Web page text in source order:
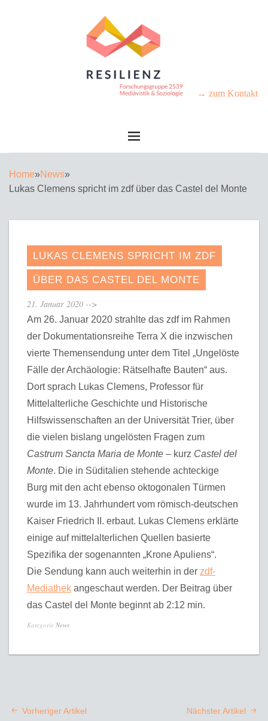
→ zum Kontakt
Home»News»
Lukas Clemens spricht im zdf über das Castel del Monte
LUKAS CLEMENS SPRICHT IM ZDF
ÜBER DAS CASTEL DEL MONTE
21. Januar 2020 -->
Am 26. Januar 2020 strahlte das zdf im Rahmen
der Dokumentationsreihe Terra X die inzwischen
vierte Themensendung unter dem Titel „Ungelöste
Fälle der Archäologie: Rätselhafte Bauten“ aus.
Dort sprach Lukas Clemens, Professor für
Mittelalterliche Geschichte und Historische
Hilfswissenschaften an der Universität Trier, über
die vielen bislang ungelösten Fragen zum
Castrum Sancta Maria de Monte – kurz Castel del
Monte. Die in Süditalien stehende achteckige
Burg mit den acht ebenso oktogonalen Türmen
wurde im 13. Jahrhundert vom römisch-deutschen
Kaiser Friedrich II. erbaut. Lukas Clemens erklärte
einige auf mittelalterlichen Quellen basierte
Spezifika der sogenannten „Krone Apuliens“.
Die Sendung kann auch weiterhin in der zdf-
Mediathek angeschaut werden. Der Beitrag über
das Castel del Monte beginnt ab 2:12 min.
Kategorie News
Vorheriger Artikel Nächster Artikel